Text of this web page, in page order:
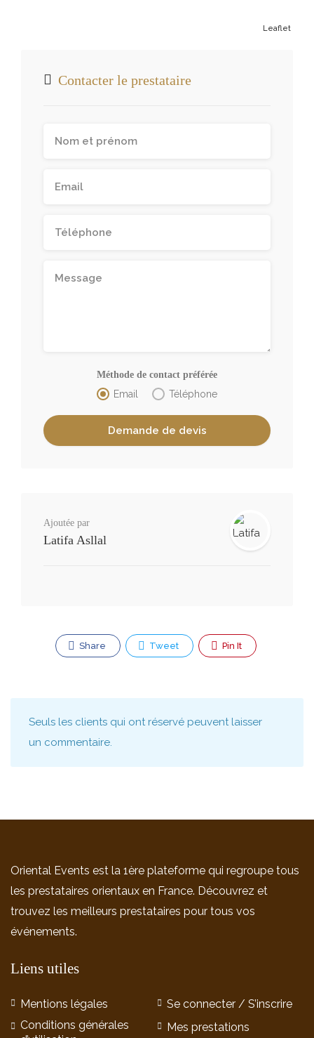
Leaflet
Contacter le prestataire
Méthode de contact préférée
Email Téléphone
Ajoutée par
Latifa Asllal
Share Tweet Pin It
Seuls les clients qui ont réservé peuvent laisser
un commentaire.
Oriental Events est la 1ère plateforme qui regroupe tous
les prestataires orientaux en France. Découvrez et
trouvez les meilleurs prestataires pour tous vos
événements.
Liens utiles
Mentions légales
Conditions générales
Se connecter / S’inscrire
Mes prestations